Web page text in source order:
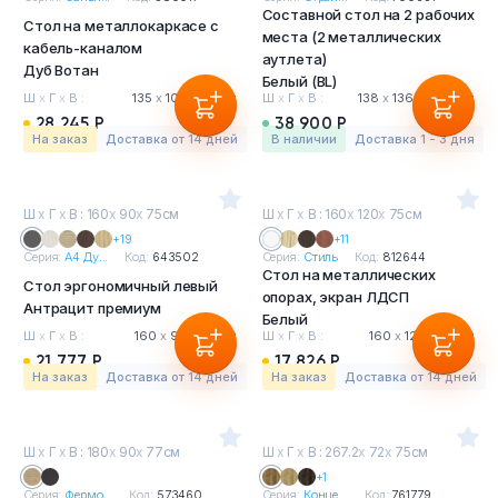
Стол на металлокаркасе с
кабель-каналом
Дуб Вотан
Ш х Г х В : 135 х100 х75 см
28 245 Р
На заказ Доставка от 14 дней
Составной стол на 2 рабочих
места (2 металлических
аутлета)
Белый (BL)
Ш х Г х В : 138 х 136.6 х75 см
38 900 Р
в наличии Доставка 1 - 3 дня
Ш х Г х В : 160х 90х 75см
+19
Серия:А4 Ду... Код: 643502
Стол эргономичный левый
Антрацит премиум
Ш х Г х В : 160 х90 х75 см
21 777 Р
На заказ Доставка от 14 дней
Ш х Г х В : 160х 120х 75см
+11
Серия: Стиль Код: 812644
Стол на металлических
опорах, экран ЛДСП
Белый
Ш х Г х В : 160 х 120 х75 см
17 826 Р
На заказ Доставка от 14 дней
Ш х Г х В : 180х 90х 77см
Серия: Фермо... Код: 573460
Ш х Г х В : 267.2х 72х 75см
+1
Серия: Конце... Код: 761779